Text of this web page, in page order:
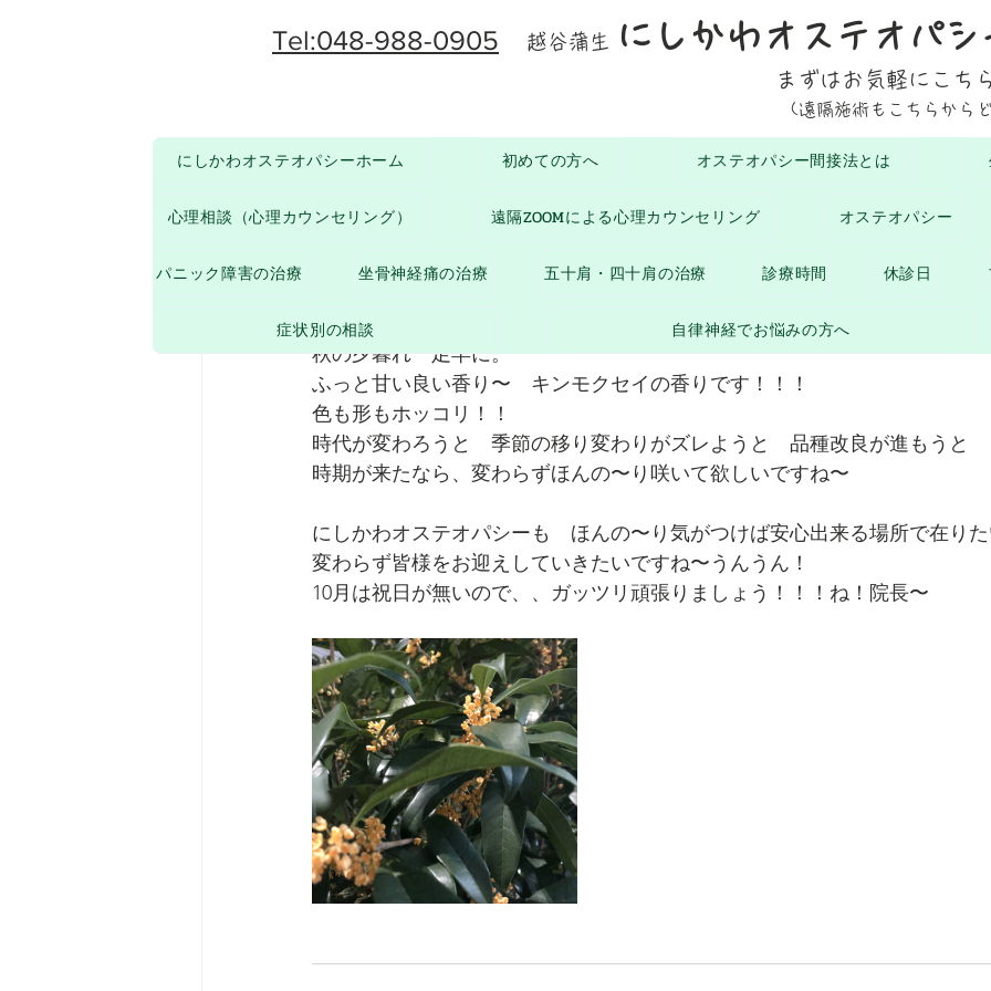
Tel:048-988-0905 越谷蒲生 にしかわオステオパシ
まずはお気軽にこち
(遠隔施術もこちらから
キンモクセイの香り立ち
paruten4 2021年10月6日 読了時間: 1分
秋の夕暮れ　足早に。
ふっと甘い良い香り〜　キンモクセイの香りです！！！
色も形もホッコリ！！
時代が変わろうと　季節の移り変わりがズレようと　品種改良が進もうと
時期が来たなら、変わらずほんの〜り咲いて欲しいですね〜
にしかわオステオパシーも　ほんの〜り気がつけば安心出来る場所で在り
変わらず皆様をお迎えしていきたいですね〜うんうん！
10月は祝日が無いので、、ガッツリ頑張りましょう！！！ね！院長〜
にしかわオステオパシーホーム 初めての方へ オステオパシー間接法とは
心理相談（心理カウンセリング） 遠隔ZOOMによる心理カウンセリング オステオパシー
パニック障害の治療 坐骨神経痛の治療 五十肩・四十肩の治療 診療時間 休診日
症状別の相談 自律神経でお悩みの方へ